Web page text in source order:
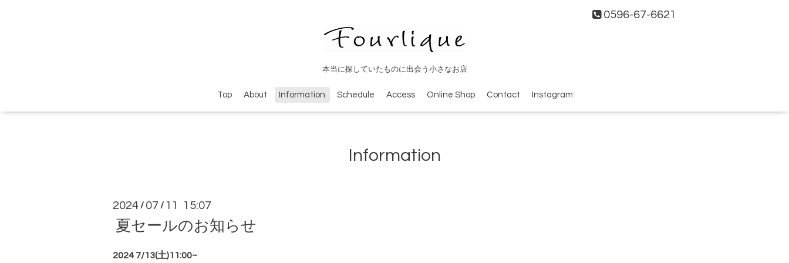
0596-67-6621
本当に探していたものに出会う小さなお店
Top About Information Schedule Access Online Shop Contact Instagram
Information
2024 / 07 / 11 15:07
夏セールのお知らせ
2024 7/13(土)11:00~